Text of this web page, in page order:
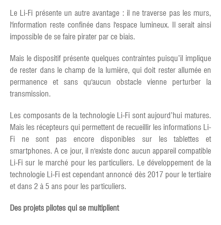
Le Li-Fi présente un autre avantage : il ne traverse pas les murs,
l'information reste confinée dans l'espace lumineux. Il serait ainsi
impossible de se faire pirater par ce biais.
Mais le dispositif présente quelques contraintes puisqu’il implique
de rester dans le champ de la lumière, qui doit rester allumée en
permanence et sans qu'aucun obstacle vienne perturber la
transmission.
Les composants de la technologie Li-Fi sont aujourd’hui matures.
Mais les récepteurs qui permettent de recueillir les informations Li-
Fi ne sont pas encore disponibles sur les tablettes et
smartphones. A ce jour, il n'existe donc aucun appareil compatible
Li-Fi sur le marché pour les particuliers. Le développement de la
technologie Li-Fi est cependant annoncé dès 2017 pour le tertiaire
et dans 2 à 5 ans pour les particuliers.
Des projets pilotes qui se multiplient